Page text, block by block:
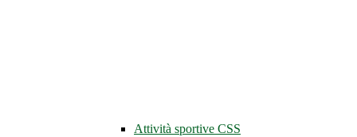
Attività sportive CSS